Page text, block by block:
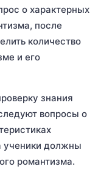
о характерных
после
количество
и его
знания
вопросы о
ученики должны
романтизма.